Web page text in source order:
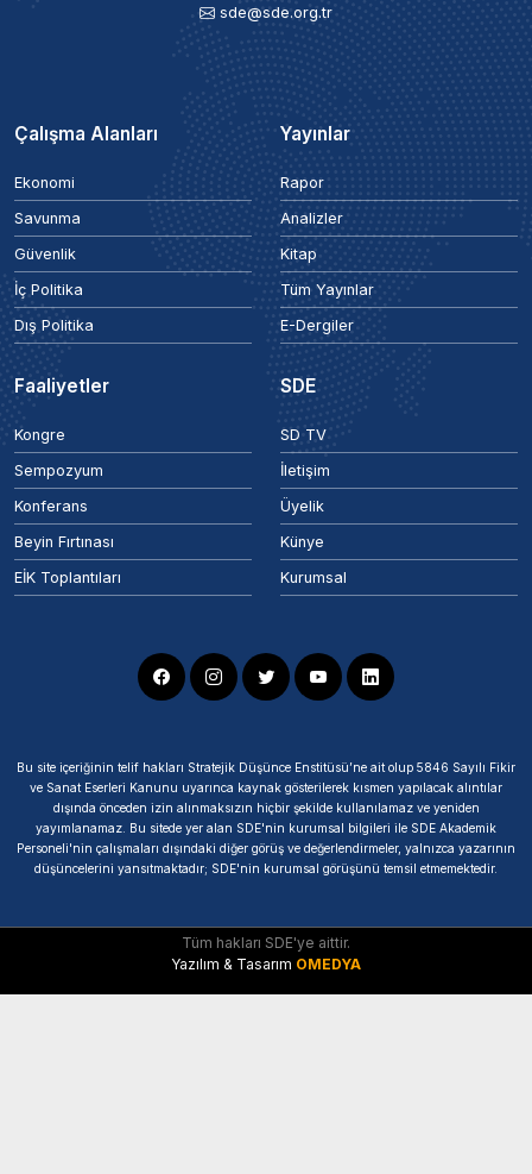
sde@sde.org.tr
Çalışma Alanları
Ekonomi
Savunma
Güvenlik
İç Politika
Dış Politika
Yayınlar
Rapor
Analizler
Kitap
Tüm Yayınlar
E-Dergiler
Faaliyetler
Kongre
Sempozyum
Konferans
Beyin Fırtınası
EİK Toplantıları
SDE
SD TV
İletişim
Üyelik
Künye
Kurumsal
Bu site içeriğinin telif hakları Stratejik Düşünce Enstitüsü’ne ait olup 5846 Sayılı Fikir
ve Sanat Eserleri Kanunu uyarınca kaynak gösterilerek kısmen yapılacak alıntılar
dışında önceden izin alınmaksızın hiçbir şekilde kullanılamaz ve yeniden
yayımlanamaz. Bu sitede yer alan SDE'nin kurumsal bilgileri ile SDE Akademik
Personeli'nin çalışmaları dışındaki diğer görüş ve değerlendirmeler, yalnızca yazarının
düşüncelerini yansıtmaktadır; SDE'nin kurumsal görüşünü temsil etmemektedir.
Tüm hakları SDE'ye aittir.
Yazılım & Tasarım OMEDYA